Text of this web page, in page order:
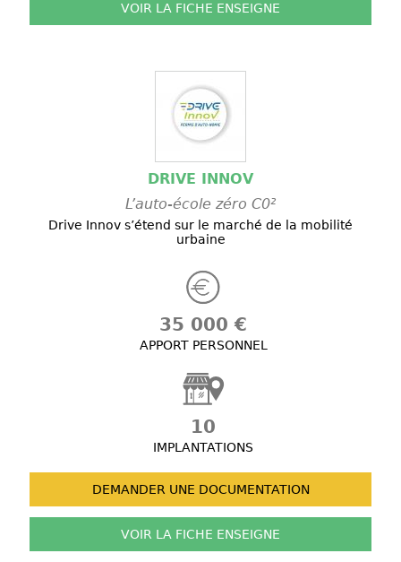
VOIR LA FICHE ENSEIGNE
DRIVE INNOV
L’auto-école zéro C0²
Drive Innov s’étend sur le marché de la mobilité
urbaine
35 000 €
APPORT PERSONNEL
10
IMPLANTATIONS
DEMANDER UNE DOCUMENTATION
VOIR LA FICHE ENSEIGNE